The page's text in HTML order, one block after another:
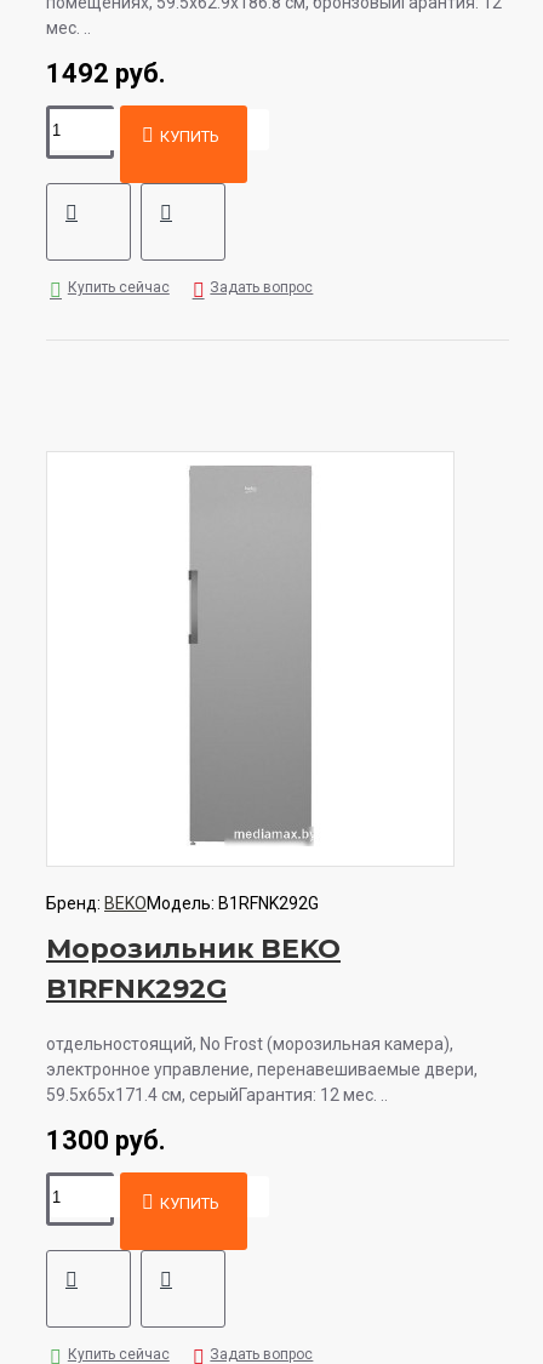
мес. ..
1492 руб.
КУПИТЬ
Купить сейчас Задать вопрос
Бренд: BEKOМодель: B1RFNK292G
Морозильник BEKO
B1RFNK292G
отдельностоящий, No Frost (морозильная камера),
электронное управление, перенавешиваемые двери,
59.5x65x171.4 см, серыйГарантия: 12 мес. ..
1300 руб.
КУПИТЬ
Купить сейчас Задать вопрос